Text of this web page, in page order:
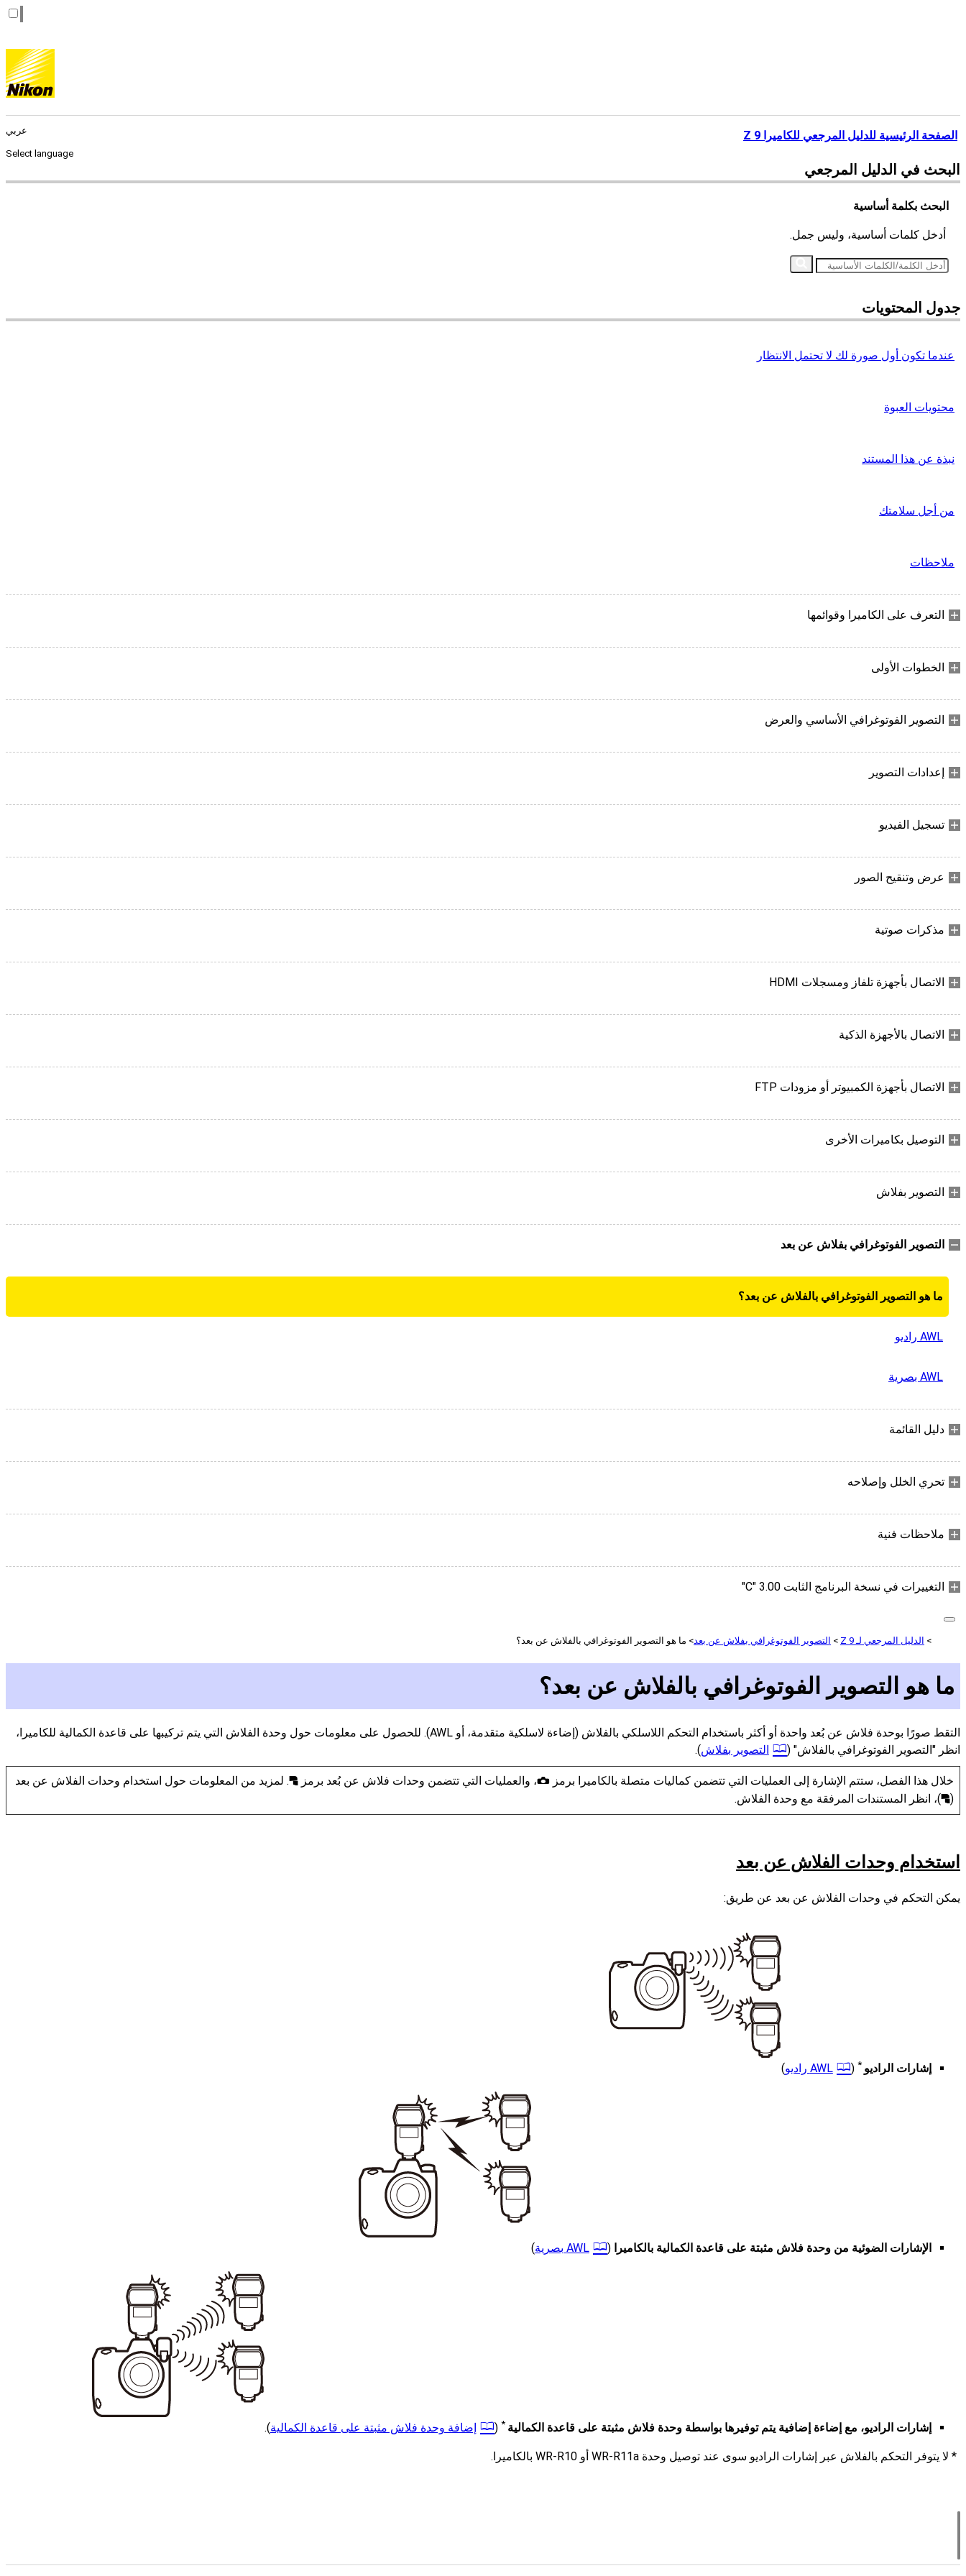
عربي
Select language
الصفحة الرئيسية للدليل المرجعي للكاميرا Z 9
البحث في الدليل المرجعي
البحث بكلمة أساسية
أدخل كلمات أساسية، وليس جمل.
جدول المحتويات
عندما تكون أول صورة لك لا تحتمل الانتظار
محتويات العبوة
نبذة عن هذا المستند
من أجل سلامتك
ملاحظات
التعرف على الكاميرا وقوائمها
الخطوات الأولى
التصوير الفوتوغرافي الأساسي والعرض
إعدادات التصوير
تسجيل الفيديو
عرض وتنقيح الصور
مذكرات صوتية
الاتصال بأجهزة تلفاز ومسجلات HDMI
الاتصال بالأجهزة الذكية
الاتصال بأجهزة الكمبيوتر أو مزودات FTP
التوصيل بكاميرات الأخرى
التصوير بفلاش
التصوير الفوتوغرافي بفلاش عن بعد
ما هو التصوير الفوتوغرافي بالفلاش عن بعد؟
AWL راديو
AWL بصرية
دليل القائمة
تحري الخلل وإصلاحه
ملاحظات فنية
التغييرات في نسخة البرنامج الثابت ‎"C" 3.00
الدليل المرجعي لـ Z 9 التصوير الفوتوغرافي بفلاش عن بعد ما هو التصوير الفوتوغرافي بالفلاش عن بعد؟
ما هو التصوير الفوتوغرافي بالفلاش عن بعد؟
التقط صورًا بوحدة فلاش عن بُعد واحدة أو أكثر باستخدام التحكم اللاسلكي بالفلاش (إضاءة لاسلكية متقدمة، أو AWL). للحصول على معلومات حول وحدة الفلاش التي يتم تركيبها على قاعدة الكمالية للكاميرا،
انظر "التصوير الفوتوغرافي بالفلاش" (
التصوير بفلاش).
خلال هذا الفصل، ستتم الإشارة إلى العمليات التي تتضمن كماليات متصلة بالكاميرا برمز C، والعمليات التي تتضمن وحدات فلاش عن بُعد برمز f. لمزيد من المعلومات حول استخدام وحدات الفلاش عن بعد
(
f)، انظر المستندات المرفقة مع وحدة الفلاش.
استخدام وحدات الفلاش عن بعد
يمكن التحكم في وحدات الفلاش عن بعد عن طريق:
إشارات الراديو *
( ‏AWL راديو )
الإشارات الضوئية من وحدة فلاش مثبتة على قاعدة الكمالية بالكاميرا ( ‏AWL بصرية )
إشارات الراديو، مع إضاءة إضافية يتم توفيرها بواسطة وحدة فلاش مثبتة على قاعدة الكمالية *
( إضافة وحدة فلاش مثبتة على قاعدة الكمالية).
لا يتوفر التحكم بالفلاش عبر إشارات الراديو سوى عند توصيل وحدة WR-R11a أو WR-R10 بالكاميرا.